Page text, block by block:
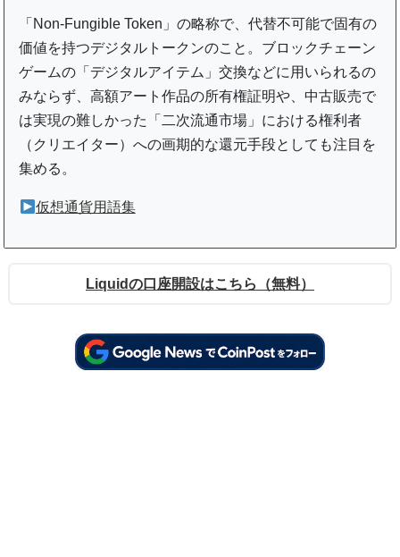
「Non-Fungible Token」の略称で、代替不可能で固有の
価値を持つデジタルトークンのこと。ブロックチェーン
ゲームの「デジタルアイテム」交換などに用いられるの
みならず、高額アート作品の所有権証明や、中古販売で
は実現の難しかった「二次流通市場」における権利者
（クリエイター）への画期的な還元手段としても注目を
集める。
仮想通貨用語集
Liquidの口座開設はこちら（無料）